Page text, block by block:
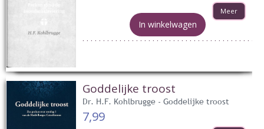
Meer
In winkelwagen
Goddelijke troost
Dr. H.F. Kohlbrugge - Goddelijke troost
7,99